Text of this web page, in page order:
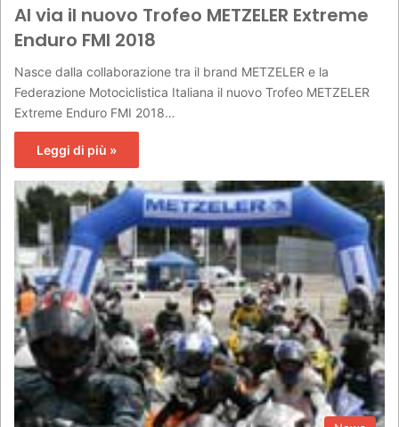
Al via il nuovo Trofeo METZELER Extreme
Enduro FMI 2018
Nasce dalla collaborazione tra il brand METZELER e la
Federazione Motociclistica Italiana il nuovo Trofeo METZELER
Extreme Enduro FMI 2018…
Leggi di più »